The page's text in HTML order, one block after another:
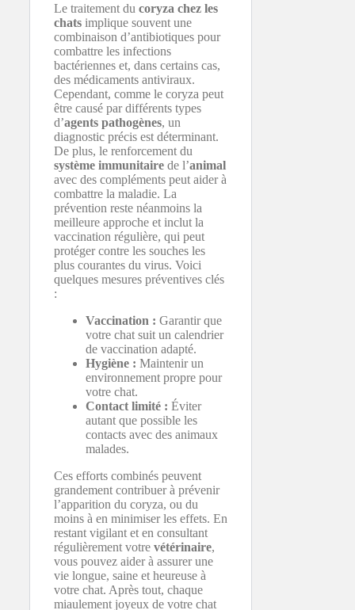
Le traitement du coryza chez les
chats implique souvent une
combinaison d’antibiotiques pour
combattre les infections
bactériennes et, dans certains cas,
des médicaments antiviraux.
Cependant, comme le coryza peut
être causé par différents types
d’agents pathogènes, un
diagnostic précis est déterminant.
De plus, le renforcement du
système immunitaire de l’animal
avec des compléments peut aider à
combattre la maladie. La
prévention reste néanmoins la
meilleure approche et inclut la
vaccination régulière, qui peut
protéger contre les souches les
plus courantes du virus. Voici
quelques mesures préventives clés
:
Vaccination : Garantir que
votre chat suit un calendrier
de vaccination adapté.
Hygiène : Maintenir un
environnement propre pour
votre chat.
Contact limité : Éviter
autant que possible les
contacts avec des animaux
malades.
Ces efforts combinés peuvent
grandement contribuer à prévenir
l’apparition du coryza, ou du
moins à en minimiser les effets. En
restant vigilant et en consultant
régulièrement votre vétérinaire,
vous pouvez aider à assurer une
vie longue, saine et heureuse à
votre chat. Après tout, chaque
miaulement joyeux de votre chat